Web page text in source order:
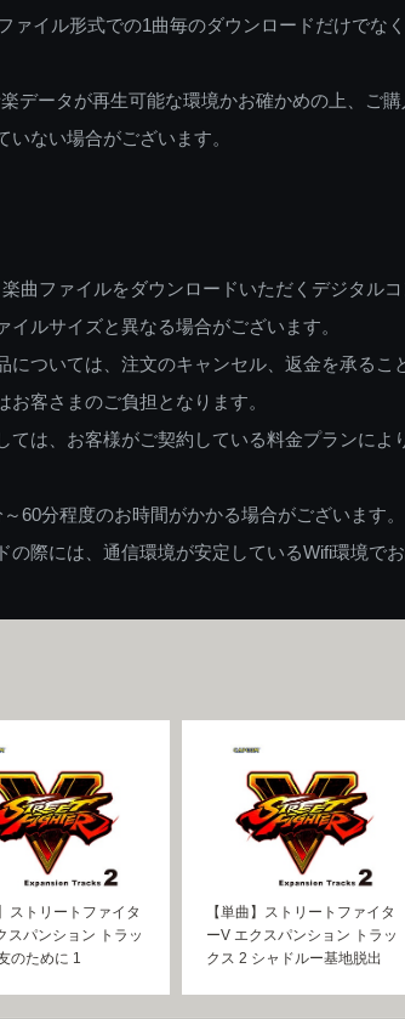
イル形式での1曲毎のダウンロードだけでな
ータが再生可能な環境かお確かめの上、ご購
ない場合がございます。
曲ファイルをダウンロードいただくデジタル
ルサイズと異なる場合がございます。
については、注文のキャンセル、返金を承るこ
客さまのご負担となります。
ては、お客様がご契約している料金プランに
60分程度のお時間がかかる場合がございます。
際には、通信環境が安定しているWifi環境でお
ストリートファイタ
スパンション トラッ
のために 1
【単曲】ストリートファイタ
ーV エクスパンション トラッ
クス 2 シャドルー基地脱出